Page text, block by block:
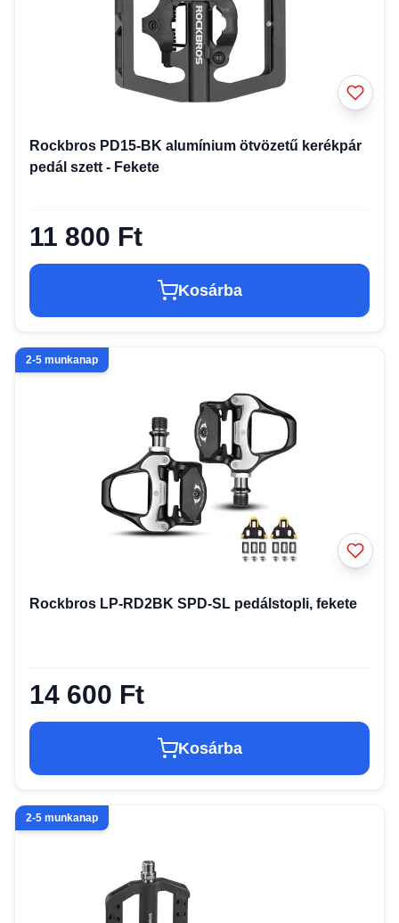
Rockbros PD15-BK alumínium ötvözetű kerékpár
pedál szett - Fekete
11 800 Ft
Kosárba
2-5 munkanap
Rockbros LP-RD2BK SPD-SL pedálstopli, fekete
14 600 Ft
Kosárba
2-5 munkanap